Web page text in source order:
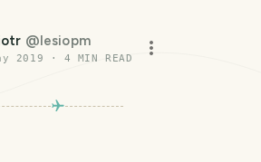
@lesiopm
2019 · 4 MIN READ